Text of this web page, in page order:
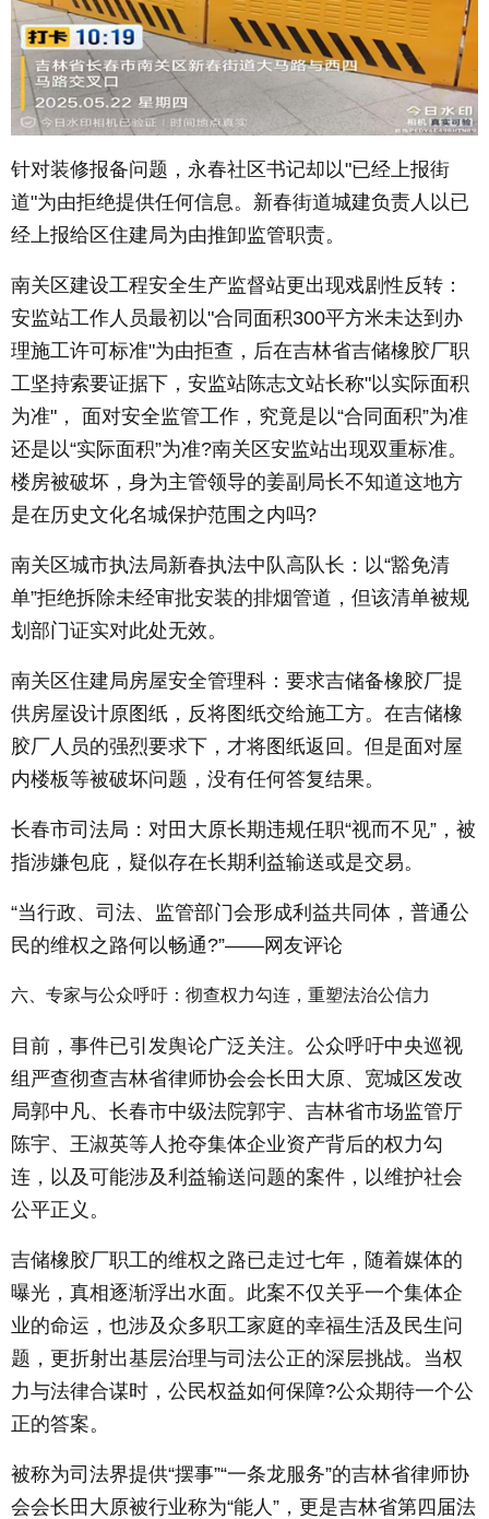
针对装修报备问题，永春社区书记却以"已经上报街
道"为由拒绝提供任何信息。新春街道城建负责人以已
经上报给区住建局为由推卸监管职责。
南关区建设工程安全生产监督站更出现戏剧性反转：
安监站工作人员最初以"合同面积300平方米未达到办
理施工许可标准"为由拒查，后在吉林省吉储橡胶厂职
工坚持索要证据下，安监站陈志文站长称"以实际面积
为准"， 面对安全监管工作，究竟是以“合同面积”为准
还是以“实际面积”为准?南关区安监站出现双重标准。
楼房被破坏，身为主管领导的姜副局长不知道这地方
是在历史文化名城保护范围之内吗?
南关区城市执法局新春执法中队高队长：以“豁免清
单”拒绝拆除未经审批安装的排烟管道，但该清单被规
划部门证实对此处无效。
南关区住建局房屋安全管理科：要求吉储备橡胶厂提
供房屋设计原图纸，反将图纸交给施工方。在吉储橡
胶厂人员的强烈要求下，才将图纸返回。但是面对屋
内楼板等被破坏问题，没有任何答复结果。
长春市司法局：对田大原长期违规任职“视而不见”，被
指涉嫌包庇，疑似存在长期利益输送或是交易。
“当行政、司法、监管部门会形成利益共同体，普通公
民的维权之路何以畅通?”——网友评论
六、专家与公众呼吁：彻查权力勾连，重塑法治公信力
目前，事件已引发舆论广泛关注。公众呼吁中央巡视
组严查彻查吉林省律师协会会长田大原、宽城区发改
局郭中凡、长春市中级法院郭宇、吉林省市场监管厅
陈宇、王淑英等人抢夺集体企业资产背后的权力勾
连，以及可能涉及利益输送问题的案件，以维护社会
公平正义。
吉储橡胶厂职工的维权之路已走过七年，随着媒体的
曝光，真相逐渐浮出水面。此案不仅关乎一个集体企
业的命运，也涉及众多职工家庭的幸福生活及民生问
题，更折射出基层治理与司法公正的深层挑战。当权
力与法律合谋时，公民权益如何保障?公众期待一个公
正的答案。
被称为司法界提供“摆事”“一条龙服务”的吉林省律师协
会会长田大原被行业称为“能人”，更是吉林省第四届法